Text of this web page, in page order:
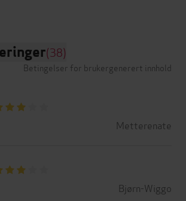
(38)
Betingelser for brukergenerert innhold
Metterenate
Bjørn-Wiggo